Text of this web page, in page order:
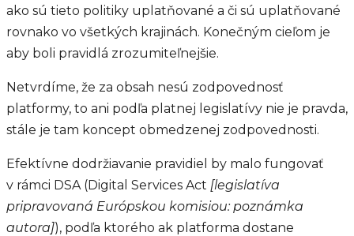
ako sú tieto politiky uplatňované a či sú uplatňované
rovnako vo všetkých krajinách. Konečným cieľom je
aby boli pravidlá zrozumiteľnejšie.
Netvrdíme, že za obsah nesú zodpovednosť
platformy, to ani podľa platnej legislatívy nie je pravda,
stále je tam koncept obmedzenej zodpovednosti.
Efektívne dodržiavanie pravidiel by malo fungovať
v rámci DSA (Digital Services Act [legislatíva
pripravovaná Európskou komisiou: poznámka
autora]), podľa ktorého ak platforma dostane